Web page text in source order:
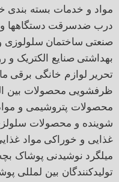
مواد و خدمات بسته بندی
درب ضدسرقت دستگاهها
صنعتی ساختمان
بهداشتی صنایع الکتریک و
تحریر لوازم خانگی برقی
ظرفشویی محصولات بین
محصولات پتروشیمی و مواد
شوینده و محصولات
غذایی و خوراکی مواد
میلگرد نوشیدنی پوشاک
تولیدکنندگان بین لمللی